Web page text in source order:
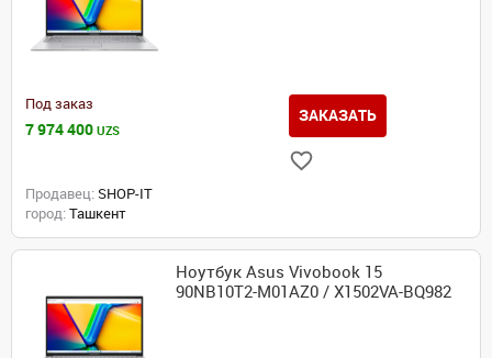
Под заказ
7 974 400 UZS
ЗАКАЗАТЬ
Продавец: SHOP-IT
город: Ташкент
Ноутбук Asus Vivobook 15
90NB10T2-M01AZ0 / X1502VA-BQ982